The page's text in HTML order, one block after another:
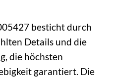
besticht durch
Details und die
die höchsten
garantiert. Die